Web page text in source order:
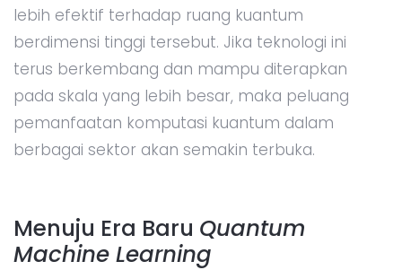
lebih efektif terhadap ruang kuantum
berdimensi tinggi tersebut. Jika teknologi ini
terus berkembang dan mampu diterapkan
pada skala yang lebih besar, maka peluang
pemanfaatan komputasi kuantum dalam
berbagai sektor akan semakin terbuka.
Menuju Era Baru Quantum
Machine Learning